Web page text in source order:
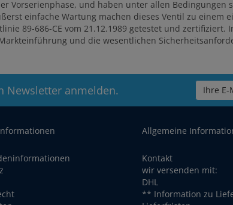
Vorserienphase, und haben unter allen
einfache Wartung machen dieses Ventil zu einem
89-686-CE vom 21.12.1989 getestet und
und die wesentlichen
Newsletter anmelden. Ihre E-
Allgemeine
Kontakt
wir versenden mit:
DHL
** Information zu